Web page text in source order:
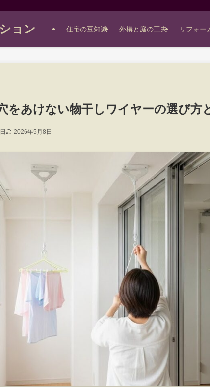
ョン 住宅の豆知識 外構と庭の工夫 リフォー
をあけない物干しワイヤーの選び方
2026年5月8日